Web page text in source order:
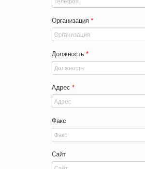
Организация *
Должность *
Адрес *
Факс
Сайт